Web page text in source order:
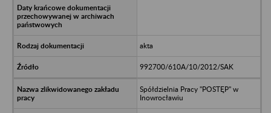
akta
992700/610A/10/2012/SAK
Spółdzielnia Pracy "POSTĘP" w
Inowrocławiu